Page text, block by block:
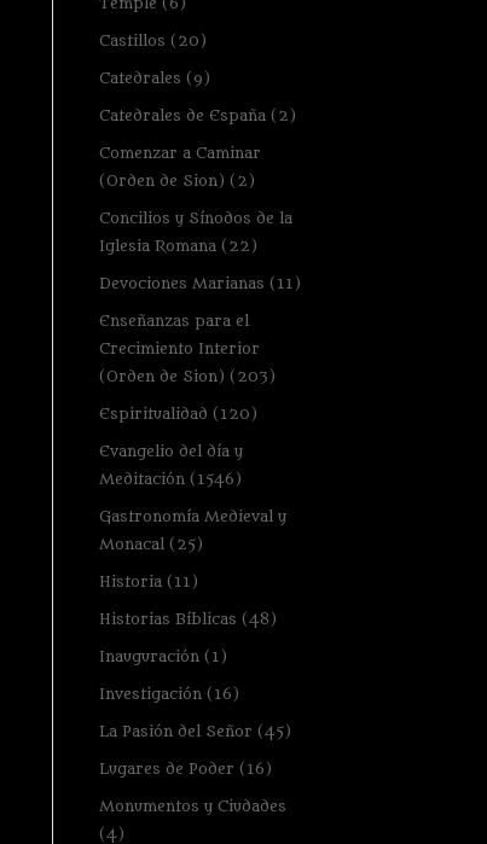
Castillos (20)
Catedrales (9)
Catedrales de España (2)
Comenzar a Caminar
(Orden de Sion) (2)
Concilios y Sínodos de la
Iglesia Romana (22)
Devociones Marianas (11)
Enseñanzas para el
Crecimiento Interior
(Orden de Sion) (203)
Espiritualidad (120)
Evangelio del día y
Meditación (1546)
Gastronomía Medieval y
Monacal (25)
Historia (11)
Historias Bíblicas (48)
Inauguración (1)
Investigación (16)
La Pasión del Señor (45)
Lugares de Poder (16)
Monumentos y Ciudades
(4)